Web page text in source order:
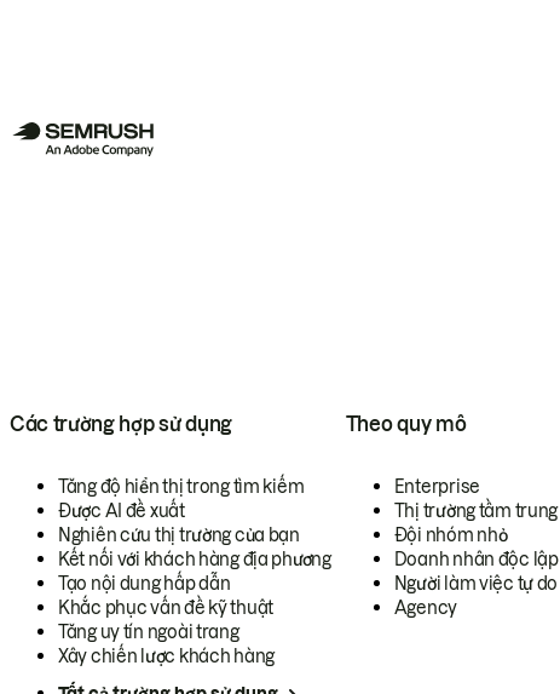
Các trường hợp sử dụng
Tăng độ hiển thị trong tìm kiếm
Được AI đề xuất
Nghiên cứu thị trường của bạn
Kết nối với khách hàng địa phương
Tạo nội dung hấp dẫn
Khắc phục vấn đề kỹ thuật
Tăng uy tín ngoài trang
Xây chiến lược khách hàng
Theo quy mô
Enterprise
Thị trường tầm trung
Đội nhóm nhỏ
Doanh nhân độc lập
Người làm việc tự do
Agency